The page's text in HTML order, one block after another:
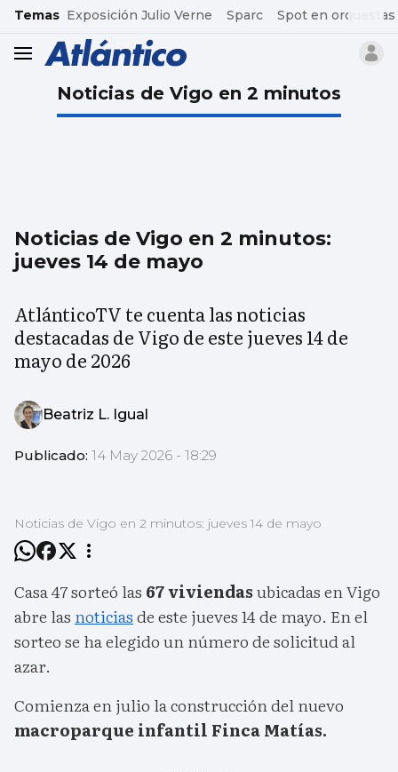
common.go-to-content
Temas Exposición Julio Verne Sparc Spot en orquestas
header.menu.open
Noticias de Vigo en 2 minutos
Noticias de Vigo en 2 minutos:
jueves 14 de mayo
AtlánticoTV te cuenta las noticias
destacadas de Vigo de este jueves 14 de
mayo de 2026
Beatriz L. Igual
Publicado: 14 May 2026 - 18:29
Noticias de Vigo en 2 minutos: jueves 14 de mayo
Casa 47 sorteó las 67 viviendasubicadas en Vigo
abre las noticiasde este jueves 14 de mayo. En el
sorteo se ha elegido un número de solicitud al
azar.
Comienza en julio la construcción del nuevo
macroparque infantil Finca Matías.